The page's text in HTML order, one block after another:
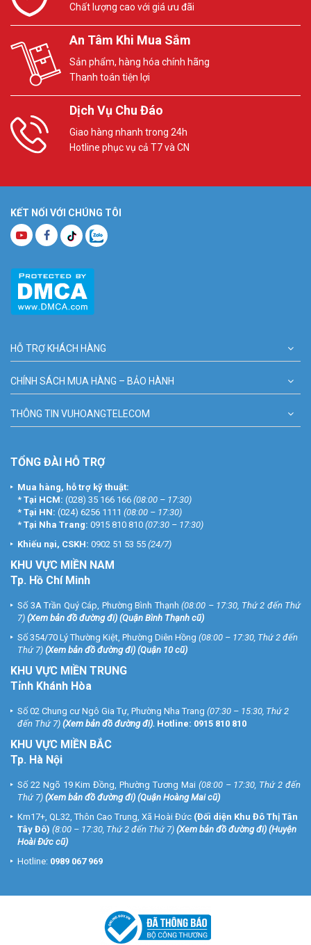
Chất lượng cao với giá ưu đãi
An Tâm Khi Mua Sắm
Sản phẩm, hàng hóa chính hãng
Thanh toán tiện lợi
Dịch Vụ Chu Đáo
Giao hàng nhanh trong 24h
Hotline phục vụ cả T7 và CN
KẾT NỐI VỚI CHÚNG TÔI
HỖ TRỢ KHÁCH HÀNG
CHÍNH SÁCH MUA HÀNG – BẢO HÀNH
THÔNG TIN VUHOANGTELECOM
TỔNG ĐÀI HỖ TRỢ
Mua hàng, hỗ trợ kỹ thuật:
* Tại HCM: (028) 35 166 166 (08:00 – 17:30)
* Tại HN: (024) 6256 1111 (08:00 – 17:30)
* Tại Nha Trang: 0915 810 810 (07:30 – 17:30)
Khiếu nại, CSKH: 0902 51 53 55 (24/7)
KHU VỰC MIỀN NAM
Tp. Hồ Chí Minh
Số 3A Trần Quý Cáp, Phường Bình Thạnh (08:00 – 17:30, Thứ 2 đến Thứ
7) (Xem bản đồ đường đi) (Quận Bình Thạnh cũ)
Số 354/70 Lý Thường Kiệt, Phường Diên Hồng (08:00 – 17:30, Thứ 2 đến
Thứ 7) (Xem bản đồ đường đi) (Quận 10 cũ)
KHU VỰC MIỀN TRUNG
Tỉnh Khánh Hòa
Số 02 Chung cư Ngô Gia Tự, Phường Nha Trang (07:30 – 15:30, Thứ 2
đến Thứ 7) (Xem bản đồ đường đi). Hotline: 0915 810 810
KHU VỰC MIỀN BẮC
Tp. Hà Nội
Số 22 Ngõ 19 Kim Đồng, Phường Tương Mai (08:00 – 17:30, Thứ 2 đến
Thứ 7) (Xem bản đồ đường đi) (Quận Hoàng Mai cũ)
Km17+, QL32, Thôn Cao Trung, Xã Hoài Đức (Đối diện Khu Đô Thị Tân
Tây Đô) (8:00 – 17:30, Thứ 2 đến Thứ 7) (Xem bản đồ đường đi) (Huyện
Hoài Đức cũ)
Hotline: 0989 067 969